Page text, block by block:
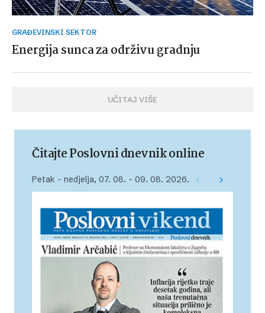
GRAĐEVINSKI SEKTOR
Energija sunca za održivu gradnju
UČITAJ VIŠE
Čitajte Poslovni dnevnik online
Petak – nedjelja, 07. 08. – 09. 08. 2026.